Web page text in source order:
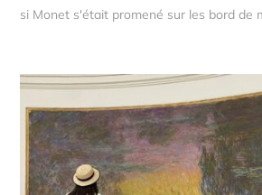
si Monet s'était promené sur les bord de